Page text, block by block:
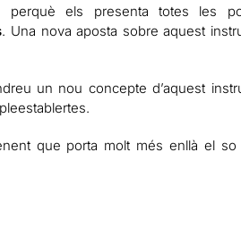
els presenta totes les
. Una nova aposta sobre aquest
un nou concepte d’aquest
que porta molt més enllà el so